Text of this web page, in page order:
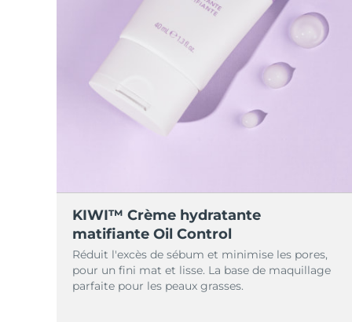
KIWI™ Crème hydratante
matifiante Oil Control
Réduit l'excès de sébum et minimise les pores,
pour un fini mat et lisse. La base de maquillage
parfaite pour les peaux grasses.